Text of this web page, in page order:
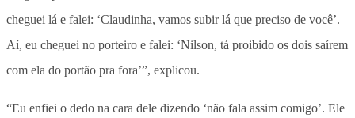
cheguei lá e falei: ‘Claudinha, vamos subir lá que preciso de você’.
Aí, eu cheguei no porteiro e falei: ‘Nilson, tá proibido os dois saírem
com ela do portão pra fora’”, explicou.
“Eu enfiei o dedo na cara dele dizendo ‘não fala assim comigo’. Ele